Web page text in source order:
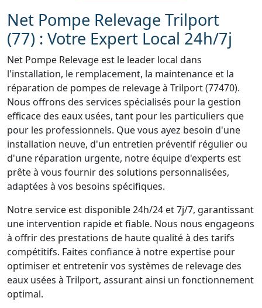
Net Pompe Relevage Trilport
(77) : Votre Expert Local 24h/7j
Net Pompe Relevage est le leader local dans
l'installation, le remplacement, la maintenance et la
réparation de pompes de relevage à Trilport (77470).
Nous offrons des services spécialisés pour la gestion
efficace des eaux usées, tant pour les particuliers que
pour les professionnels. Que vous ayez besoin d'une
installation neuve, d'un entretien préventif régulier ou
d'une réparation urgente, notre équipe d'experts est
prête à vous fournir des solutions personnalisées,
adaptées à vos besoins spécifiques.
Notre service est disponible 24h/24 et 7j/7, garantissant
une intervention rapide et fiable. Nous nous engageons
à offrir des prestations de haute qualité à des tarifs
compétitifs. Faites confiance à notre expertise pour
optimiser et entretenir vos systèmes de relevage des
eaux usées à Trilport, assurant ainsi un fonctionnement
optimal.